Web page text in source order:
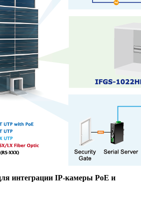
интеграции IP-камеры PoE и